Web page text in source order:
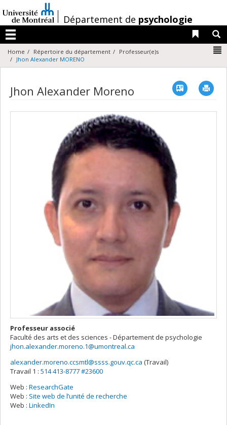
au
contenu
/Département de psychologie
Menu
Liens
Home Répertoire du département
Professeur(e)s
Jhon Alexander MORENO
Jhon Alexander Moreno Vcard
Professeur associé
Faculté des arts et des sciences - Département de psychologie
jhon.alexander.moreno.1@umontreal.ca
Courriels
alexander.moreno.ccsmtl@ssss.gouv.qc.ca (Travail)
Travail 1 : 514 413-8777 #23600
Web : ResearchGate
Web : Site web de l’unité de recherche
Web : LinkedIn